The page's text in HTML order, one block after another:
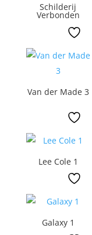
Schilderij
Verbonden
Van der Made 3
Lee Cole 1
Galaxy 1